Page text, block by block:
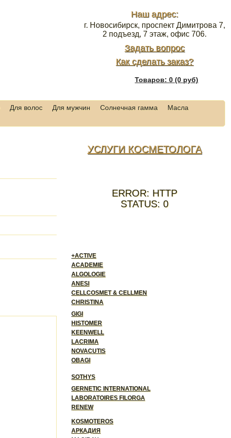
Товаров: 0 (0 руб)
Наш адрес:
г. Новосибирск, проспект Димитрова 7,
2 подъезд, 7 этаж, офис 706.
Задать вопрос
Как сделать заказ?
Для волос Для мужчин Солнечная гамма
Масла
УСЛУГИ КОСМЕТОЛОГА
ERROR: HTTP
STATUS: 0
+ACTIVE
ACADEMIE
ALGOLOGIE
ANESI
CELLCOSMET & CELLMEN
CHRISTINA
GIGI
HISTOMER
KEENWELL
LACRIMA
NOVACUTIS
OBAGI
SOTHYS
GERNETIC INTERNATIONAL
LABORATOIRES FILORGA
RENEW
KOSMOTEROS
АРКАДИЯ